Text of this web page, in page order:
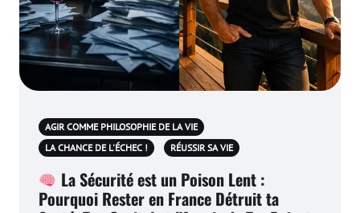
AGIR COMME PHILOSOPHIE DE LA VIE
LA CHANCE DE L'ÉCHEC !
RÉUSSIR SA VIE
La Sécurité est un Poison Lent :
Pourquoi Rester en France Détruit ta